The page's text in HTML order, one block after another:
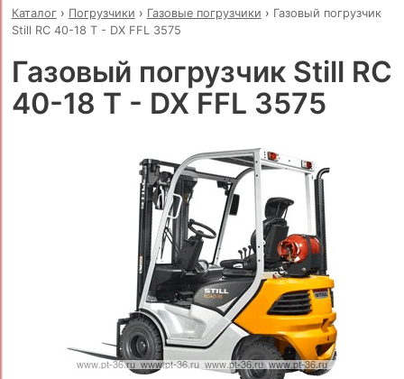
Каталог› Погрузчики › Газовые погрузчики › Газовый погрузчик
Still RC 40-18 T - DX FFL 3575
Газовый погрузчик Still RC
40-18 T - DX FFL 3575